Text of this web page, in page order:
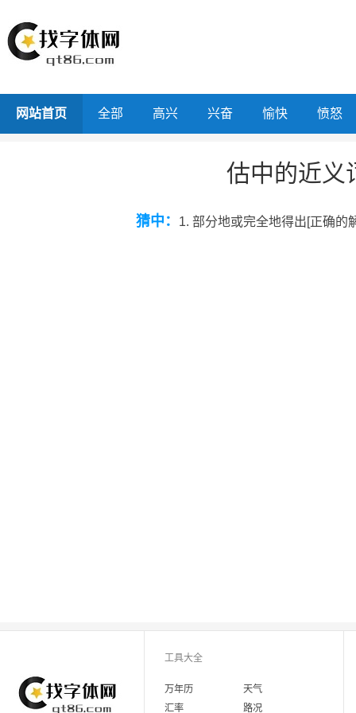
网站首页 全部 高兴 兴奋 愉快 愤怒
估中的近义
猜中： 1. 部分地或完全地得出[正确的
工具大全
万年历
天气
汇率
路况